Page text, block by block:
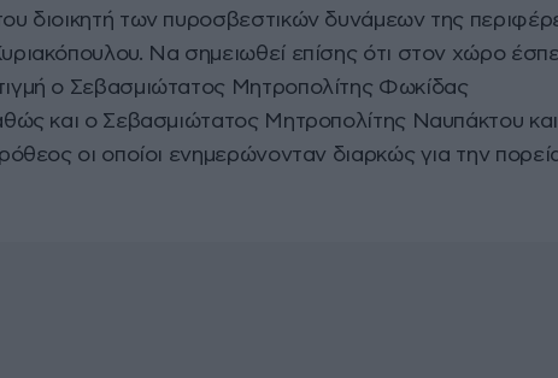
διοικητή των πυροσβεστικών δυνάμεων της
Να σημειωθεί επίσης ότι στον χώρο
ο Σεβασμιώτατος Μητροπολίτης Φωκίδας
και ο Σεβασμιώτατος Μητροπολίτης Ναυπάκτου και
οι οποίοι ενημερώνονταν διαρκώς για την